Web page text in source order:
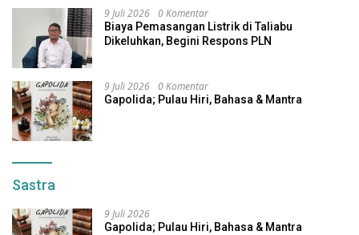
9 Juli 2026 0 Komentar
Biaya Pemasangan Listrik di Taliabu
Dikeluhkan, Begini Respons PLN
9 Juli 2026 0 Komentar
Gapolida; Pulau Hiri, Bahasa & Mantra
Sastra
9 Juli 2026
Gapolida; Pulau Hiri, Bahasa & Mantra